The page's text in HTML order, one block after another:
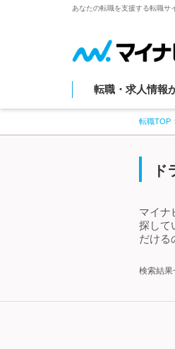
あなたの転職を支援する転職サ
転職・求人情報
転職TOP
マイナ
探して
だける
検索結果